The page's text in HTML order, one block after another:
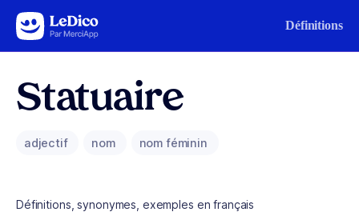
Aller au contenu Définitions
Statuaire
adjectif nom nom féminin
Définitions, synonymes, exemples en français